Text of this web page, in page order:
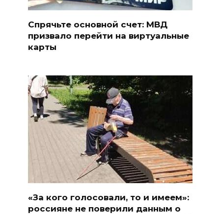
Спрячьте основной счет: МВД
призвало перейти на виртуальные
карты
«За кого голосовали, то и имеем»:
россияне не поверили данным о